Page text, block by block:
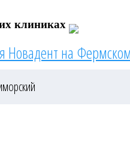
клиниках
Новадент на